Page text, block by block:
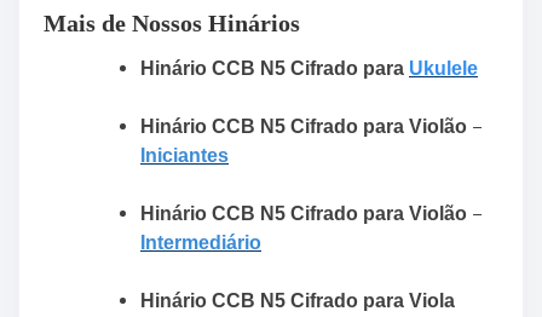
Mais de Nossos Hinários
Hinário CCB N5 Cifrado para Ukulele
Hinário CCB N5 Cifrado para Violão –
Iniciantes
Hinário CCB N5 Cifrado para Violão –
Intermediário
Hinário CCB N5 Cifrado para Viola